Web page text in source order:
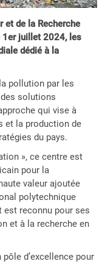
et de la Recherche
1er juillet 2024, les
dédié à la
pollution par les
solutions
qui vise à
et la production de
du pays.
», ce centre est
pour la
valeur ajoutée
polytechnique
est reconnu pour ses
et à la recherche en
d’excellence pour